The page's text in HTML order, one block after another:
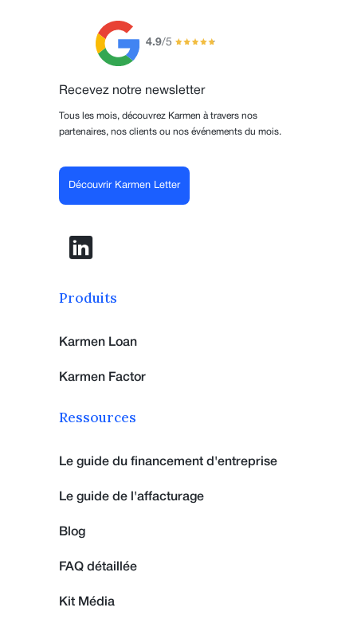
4.9/5
Recevez notre newsletter
Tous les mois, découvrez Karmen à travers nos
partenaires, nos clients ou nos événements du mois.
Découvrir Karmen Letter
Produits
Karmen Loan
Karmen Factor
Ressources
Le guide du financement d'entreprise
Le guide de l'affacturage
Blog
FAQ détaillée
Kit Média